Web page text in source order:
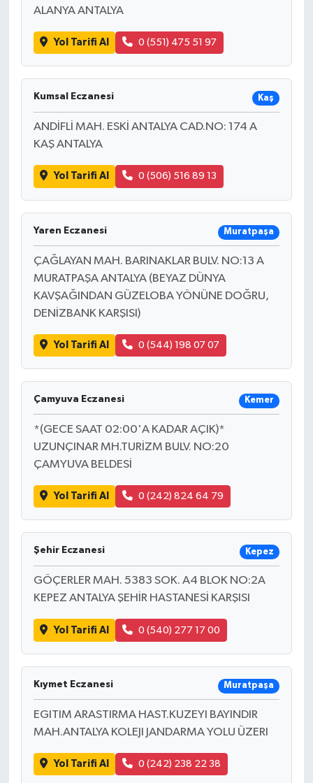
ALANYA ANTALYA
Yol Tarifi Al 0 (551) 475 51 97
Kumsal Eczanesi Kaş
ANDİFLİ MAH. ESKİ ANTALYA CAD.NO: 174 A
KAŞ ANTALYA
Yol Tarifi Al 0 (506) 516 89 13
Yaren Eczanesi Muratpaşa
ÇAĞLAYAN MAH. BARINAKLAR BULV. NO:13 A
MURATPAŞA ANTALYA (BEYAZ DÜNYA
KAVŞAĞINDAN GÜZELOBA YÖNÜNE DOĞRU,
DENİZBANK KARŞISI)
Yol Tarifi Al 0 (544) 198 07 07
Çamyuva Eczanesi Kemer
*(GECE SAAT 02:00'A KADAR AÇIK)*
UZUNÇINAR MH.TURİZM BULV. NO:20
ÇAMYUVA BELDESİ
Yol Tarifi Al 0 (242) 824 64 79
Şehir Eczanesi Kepez
GÖÇERLER MAH. 5383 SOK. A4 BLOK NO:2A
KEPEZ ANTALYA ŞEHİR HASTANESİ KARŞISI
Yol Tarifi Al 0 (540) 277 17 00
Kıymet Eczanesi Muratpaşa
EGITIM ARASTIRMA HAST.KUZEYI BAYINDIR
MAH.ANTALYA KOLEJI JANDARMA YOLU ÜZERI
Yol Tarifi Al 0 (242) 238 22 38